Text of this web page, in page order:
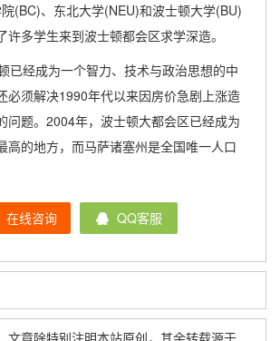
(BC)、东北大学(NEU)和波士顿大学(BU)
许多学生来到波士顿都会区求学深造。
已经成为一个智力、技术与政治思想的中
必须解决1990年代以来因房价急剧上涨造
问题。2004年，波士顿大都会区已经成为
高的地方，而马萨诸塞州是全国唯一人口
在线咨询 QQ客服